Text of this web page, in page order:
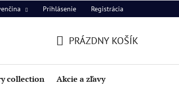
Prihlásenie Registrácia
KOŠÍK
PRÁZDNY KOŠÍK
collection Akcie a zľavy